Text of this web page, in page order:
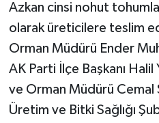
Azkan cinsi nohut
olarak üreticilere teslim
Orman Müdürü Ender
AK Parti İlçe Başkanı Halil
ve Orman Müdürü Cemal
Üretim ve Bitki Sağlığı